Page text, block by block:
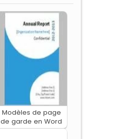
Modèles de page
de garde en Word